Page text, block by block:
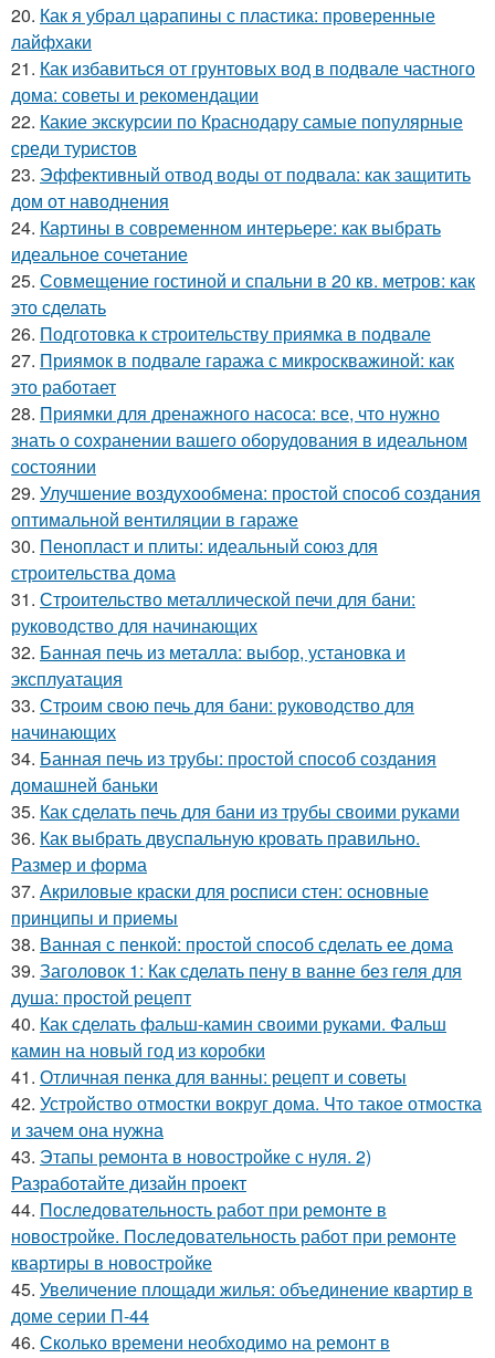
20. Как я убрал царапины с пластика: проверенные
лайфхаки
21. Как избавиться от грунтовых вод в подвале частного
дома: советы и рекомендации
22. Какие экскурсии по Краснодару самые популярные
среди туристов
23. Эффективный отвод воды от подвала: как защитить
дом от наводнения
24. Картины в современном интерьере: как выбрать
идеальное сочетание
25. Совмещение гостиной и спальни в 20 кв. метров: как
это сделать
26. Подготовка к строительству приямка в подвале
27. Приямок в подвале гаража с микроскважиной: как
это работает
28. Приямки для дренажного насоса: все, что нужно
знать о сохранении вашего оборудования в идеальном
состоянии
29. Улучшение воздухообмена: простой способ создания
оптимальной вентиляции в гараже
30. Пенопласт и плиты: идеальный союз для
строительства дома
31. Строительство металлической печи для бани:
руководство для начинающих
32. Банная печь из металла: выбор, установка и
эксплуатация
33. Строим свою печь для бани: руководство для
начинающих
34. Банная печь из трубы: простой способ создания
домашней баньки
35. Как сделать печь для бани из трубы своими руками
36. Как выбрать двуспальную кровать правильно.
Размер и форма
37. Акриловые краски для росписи стен: основные
принципы и приемы
38. Ванная с пенкой: простой способ сделать ее дома
39. Заголовок 1: Как сделать пену в ванне без геля для
душа: простой рецепт
40. Как сделать фальш-камин своими руками. Фальш
камин на новый год из коробки
41. Отличная пенка для ванны: рецепт и советы
42. Устройство отмостки вокруг дома. Что такое отмостка
и зачем она нужна
43. Этапы ремонта в новостройке с нуля. 2)
Разработайте дизайн проект
44. Последовательность работ при ремонте в
новостройке. Последовательность работ при ремонте
квартиры в новостройке
45. Увеличение площади жилья: объединение квартир в
доме серии П-44
46. Сколько времени необходимо на ремонт в